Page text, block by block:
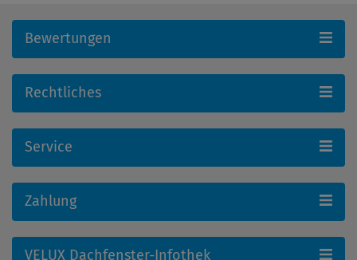
Bewertungen
Rechtliches
Service
Zahlung
VELUX Dachfenster-Infothek